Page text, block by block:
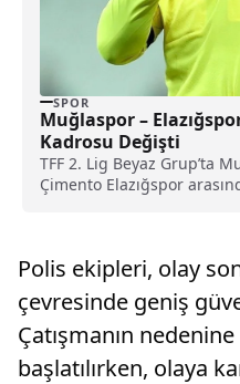
SPOR
Muğlaspor –
Kadrosu Değişti
TFF 2. Lig Beyaz Grup’ta
Çimento Elazığspor
Polis ekipleri, olay
çevresinde geniş
Çatışmanın
başlatılırken, olaya